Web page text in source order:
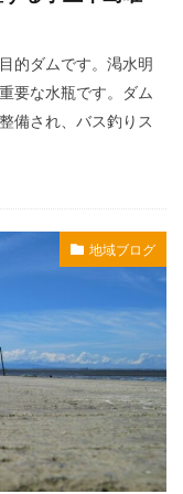
的ダムです。渇水明
要な水瓶です。ダム
備され、バス釣りス
地域ブログ